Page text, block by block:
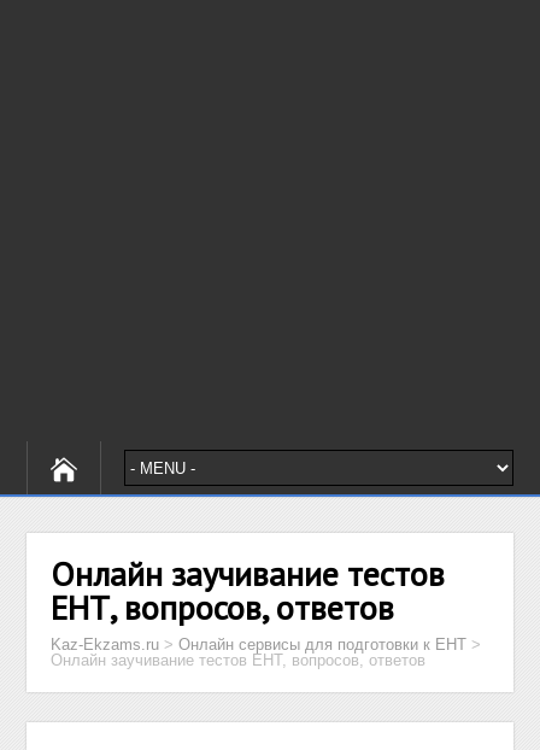
Онлайн заучивание тестов
ЕНТ, вопросов, ответов
Kaz-Ekzams.ru >Онлайн сервисы для подготовки к ЕНТ >
Онлайн заучивание тестов ЕНТ, вопросов, ответов